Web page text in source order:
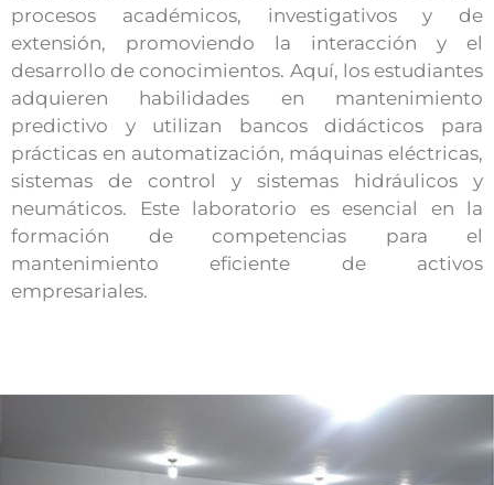
procesos académicos, investigativos y de
extensión, promoviendo la interacción y el
desarrollo de conocimientos. Aquí, los estudiantes
adquieren habilidades en mantenimiento
predictivo y utilizan bancos didácticos para
prácticas en automatización, máquinas eléctricas,
sistemas de control y sistemas hidráulicos y
neumáticos. Este laboratorio es esencial en la
formación de competencias para el
mantenimiento eficiente de activos
empresariales.